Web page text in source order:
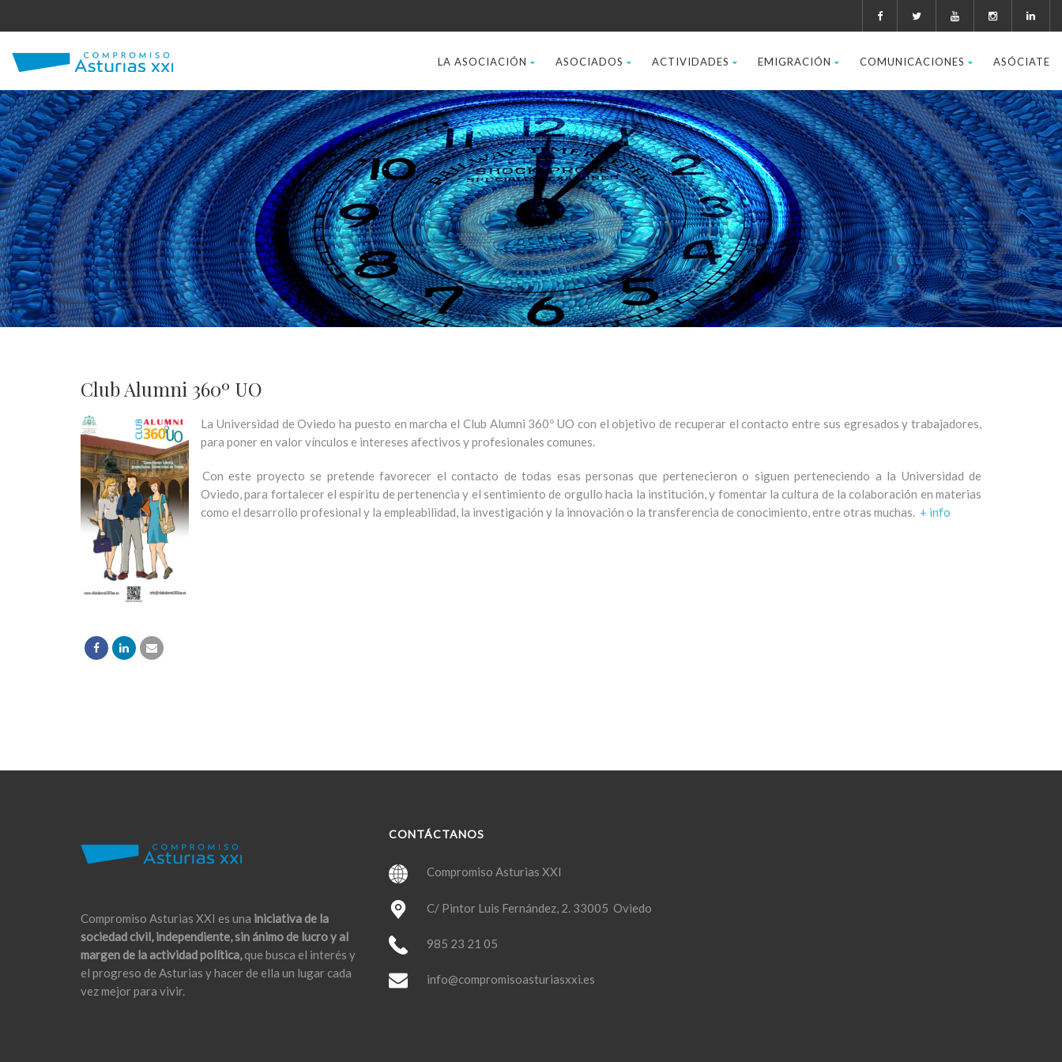
LA ASOCIACIÓN ASOCIADOS ACTIVIDADES EMIGRACIÓN COMUNICACIONES ASÓCIATE
Club Alumni 360º UO
La Universidad de Oviedo ha puesto en marcha el Club Alumni 360º UO con el objetivo de recuperar el contacto entre sus egresados y trabajadores,
para poner en valor vínculos e intereses afectivos y profesionales comunes.
Con este proyecto se pretende favorecer el contacto de todas esas personas que pertenecieron o siguen perteneciendo a la Universidadde
Oviedo,para fortalecer el espíritu de pertenencia y el sentimiento de orgullo hacia la institución, y fomentar la cultura de la colaboración en materias
como el desarrollo profesional y la empleabilidad, la investigación y la innovación o la transferencia de conocimiento, entre otras muchas. + info
Compromiso Asturias XXI es una iniciativa de la
sociedad civil, independiente, sin ánimo de lucro y al
margen de la actividad política,que busca el interés y
el progreso de Asturias y hacer de ella un lugar cada
vez mejor para vivir.
CONTÁCTANOS
Compromiso Asturias XXI
C/ Pintor Luis Fernández, 2. 33005 Oviedo
985 23 21 05
info@compromisoasturiasxxi.es